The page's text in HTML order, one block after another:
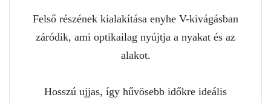
Felső részének kialakítása enyhe V-kivágásban
záródik, ami optikailag nyújtja a nyakat és az
alakot.
Hosszú ujjas, így hűvösebb időkre ideális